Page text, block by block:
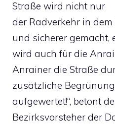
Straße wird nicht nur
der Radverkehr in
und sicherer gemacht,
wird auch für die
Anrainer die Straße
zusätzliche
aufgewertet!“, betont
Bezirksvorsteher der